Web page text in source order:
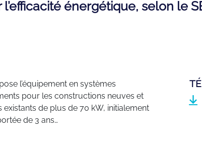
énergétique, selon le
l’équipement en systèmes
pour les constructions neuves et
de plus de 70 kW, initialement
de 3 ans…